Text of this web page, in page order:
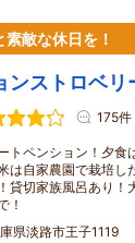
敵な休日を！
ンストロベリ
175件
トペンション！夕食
は自家農園で栽培し
貸切家族風呂あり！
で！
県淡路市王子1119